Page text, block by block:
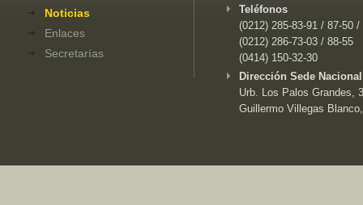
Noticias
Enlaces
Secretarías
Teléfonos
(0212) 285-83-91 / 87-50 /
(0212) 286-73-03 / 88-55
(0414) 150-32-30
Dirección Sede
Urb. Los Palos Grandes,
Guillermo Villegas